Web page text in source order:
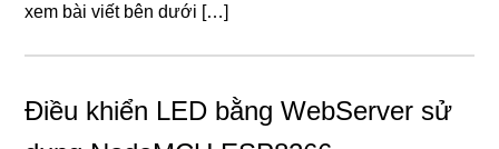
xem bài viết bên dưới […]
Điều khiển LED bằng WebServer sử